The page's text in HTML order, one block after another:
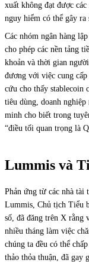
xuất không đạt được
nguy hiểm có thể gây
Các nhóm ngân hàng
cho phép các nền tảng
khoản và thời gian
đương với việc cung
cứu cho thấy stablecoin
tiêu dùng, doanh
minh cho biết trong
“điều tối quan trọng là
Lummis và
Phản ứng từ các nhà
Lummis, Chủ tịch Tiểu
số, đã đăng trên X rằng
nhiều tháng làm việc
chúng ta đều có thể
thảo thỏa thuận, đã gay